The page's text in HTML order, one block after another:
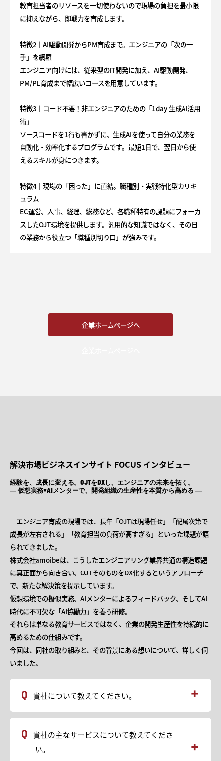
教育担当者のリソースを一切使わないので現場の負担を最小限
に抑えながら、即戦力を育成します。
特徴2｜AI駆動開発からPM育成まで。エンジニアの「次の一
手」を網羅
エンジニア向けには、従来型のIT開発に加え、AI駆動開発、
PM/PL育成まで幅広いコースを用意しています。
特徴3｜コード不要！非エンジニアのための「1day 生成AI活用
術」
ソースコードを1行も書かずに、生成AIを使って自分の業務を
自動化・効率化するプログラムです。最短1日で、翌日から使
えるスキルが身につきます。
特徴4｜現場の「困った」に直結。職種別・実戦特化型カリキ
ュラム
EC運営、人事、経理、総務など、各職種特有の課題にフォーカ
スしたOJT環境を提供します。汎用的な知識ではなく、その日
の業務から役立つ「職種別切り口」が強みです。
企業ホームページへ
解決市場ビジネスインサイト FOCUS インタビュー
経験を、成長に変える。OJTをDXし、エンジニアの未来を拓く。
― 仮想実務×AIメンターで、開発組織の生産性を本質から高める ―
エンジニア育成の現場では、長年「OJTは現場任せ」「配属次第で
成長が左右される」「教育担当の負荷が高すぎる」といった課題が語
られてきました。
株式会社amoibeは、こうしたエンジニアリング業界共通の構造課題
に真正面から向き合い、OJTそのものをDX化するというアプローチ
で、新たな解決策を提示しています。
仮想環境での擬似実務、AIメンターによるフィードバック、そしてAI
時代に不可欠な「AI協働力」を養う研修。
それらは単なる教育サービスではなく、企業の開発生産性を持続的に
高めるための仕組みです。
今回は、同社の取り組みと、その背景にある想いについて、詳しく伺
いました。
貴社について教えてください。
各職種ごとに変化に適応する支援を行っています。
・エンジニア向け
貴社の主なサービスについて教えてくださ
い。